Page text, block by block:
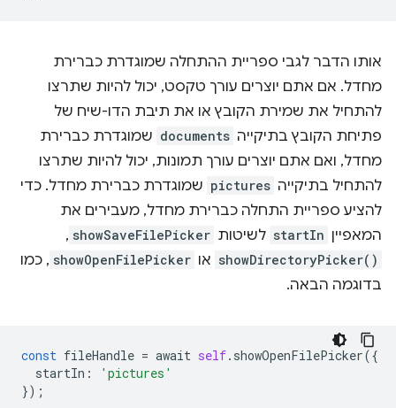
אותו הדבר לגבי ספריית ההתחלה שמוגדרת כברירת
מחדל. אם אתם יוצרים עורך טקסט, יכול להיות שתרצו
להתחיל את שמירת הקובץ או את תיבת הדו-שיח של
פתיחת הקובץ בתיקייה documents שמוגדרת כברירת
מחדל, ואם אתם יוצרים עורך תמונות, יכול להיות שתרצו
להתחיל בתיקייה pictures שמוגדרת כברירת מחדל. כדי
להציע ספריית התחלה כברירת מחדל, מעבירים את
המאפיין startIn לשיטות showSaveFilePicker
,
showDirectoryPicker() או showOpenFilePicker , כמו
בדוגמה הבאה.
const fileHandle = await self. showOpenFilePicker({
startIn :
'pictures'
});